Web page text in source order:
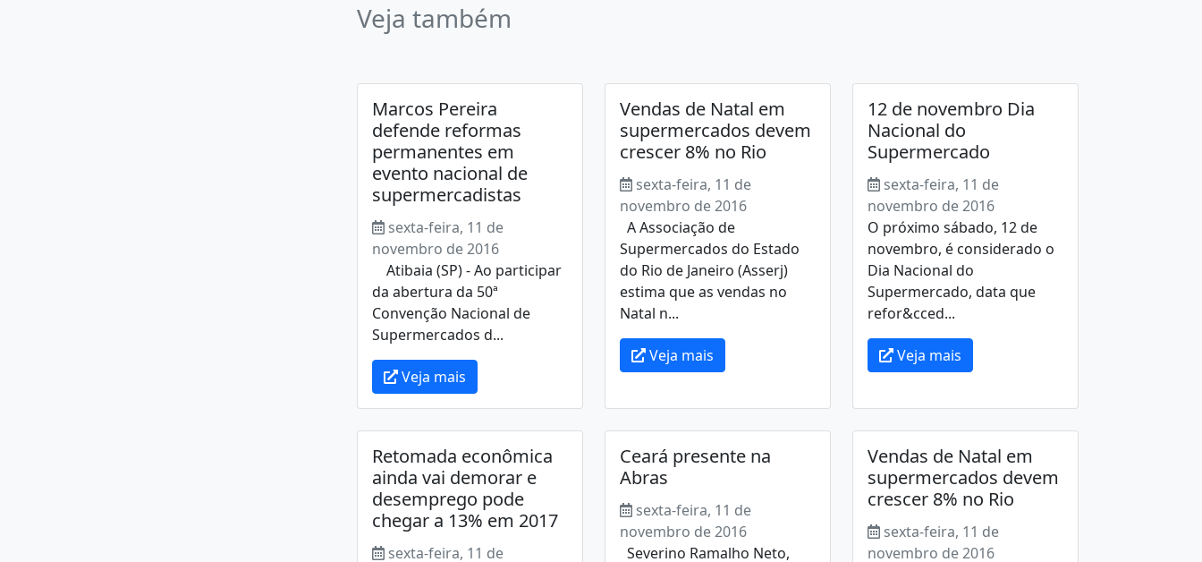
Veja também
Marcos Pereira
defende reformas
permanentes em
evento nacional de
supermercadistas
sexta-feira, 11 de
novembro de 2016
Atibaia (SP) - Ao participar
da abertura da 50ª
Convenção Nacional de
Supermercados d...
Veja mais
Vendas de Natal em
supermercados devem
crescer 8% no Rio
sexta-feira, 11 de
novembro de 2016
A Associação de
Supermercados do Estado
do Rio de Janeiro (Asserj)
estima que as vendas no
Natal n...
Veja mais
12 de novembro Dia
Nacional do
Supermercado
sexta-feira, 11 de
novembro de 2016
O próximo sábado, 12 de
novembro, é considerado o
Dia Nacional do
Supermercado, data que
refor&cced...
Veja mais
Retomada econômica
ainda vai demorar e
desemprego pode
chegar a 13% em 2017
sexta-feira, 11 de
Ceará presente na
Abras
sexta-feira, 11 de
novembro de 2016
Severino Ramalho Neto,
Vendas de Natal em
supermercados devem
crescer 8% no Rio
sexta-feira, 11 de
novembro de 2016